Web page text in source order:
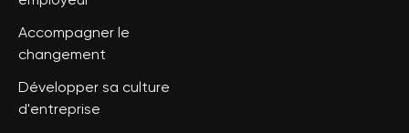
Accompagner le
changement
Développer sa culture
d'entreprise